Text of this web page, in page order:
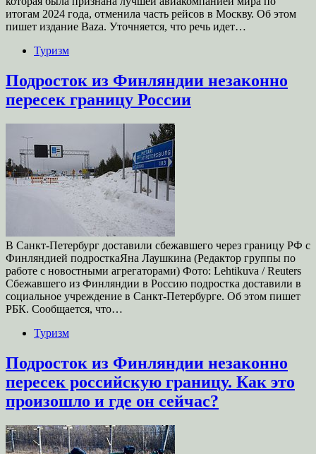
итогам 2024 года, отменила часть рейсов в Москву. Об этом
пишет издание Baza. Уточняется, что речь идет…
Туризм
Подросток из Финляндии незаконно
пересек границу России
В Санкт-Петербург доставили сбежавшего через границу РФ с
Финляндией подросткаЯна Лаушкина (Редактор группы по
работе с новостными агрегаторами) Фото: Lehtikuva / Reuters
Сбежавшего из Финляндии в Россию подростка доставили в
социальное учреждение в Санкт-Петербурге. Об этом пишет
РБК. Сообщается, что…
Туризм
Подросток из Финляндии незаконно
пересек российскую границу. Как это
произошло и где он сейчас?